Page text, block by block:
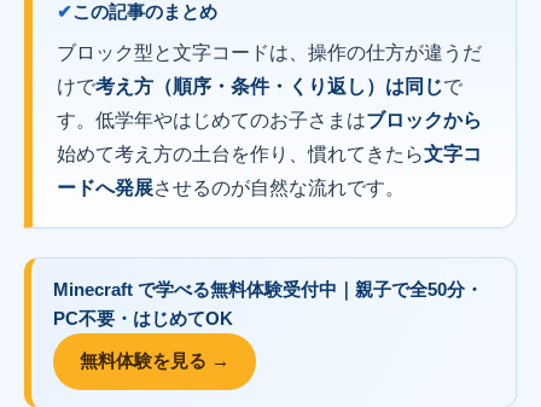
この記事のまとめ
ブロック型と文字コードは、操作の仕方が違うだ
けで考え方（順序・条件・くり返し）は同じで
す。低学年やはじめてのお子さまはブロックから
始めて考え方の土台を作り、慣れてきたら文字コ
ードへ発展させるのが自然な流れです。
Minecraft で学べる無料体験受付中｜ 親子で全50分・
PC不要・はじめてOK
無料体験を見る →